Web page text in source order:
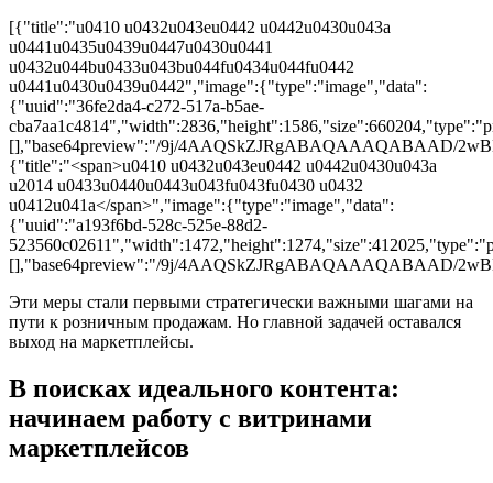
[{"title":"u0410 u0432u043eu0442 u0442u0430u043a
u0441u0435u0439u0447u0430u0441
u0432u044bu0433u043bu044fu0434u044fu0442
u0441u0430u0439u0442","image":{"type":"image","data":
{"uuid":"36fe2da4-c272-517a-b5ae-
[],"base64preview":"/9j/4AAQSkZJRgABAQAAAQABAAD/
{"title":"<span>u0410 u0432u043eu0442 u0442u0430u043a
u2014 u0433u0440u0443u043fu043fu0430 u0432
u0412u041a</span>","image":{"type":"image","data":
{"uuid":"a193f6bd-528c-525e-88d2-
[],"base64preview":"/9j/4AAQSkZJRgABAQAAAQABAAD/
Эти меры стали первыми стратегически важными шагами на
пути к розничным продажам. Но главной задачей оставался
выход на маркетплейсы.
В поисках идеального контента:
начинаем работу с витринами
маркетплейсов